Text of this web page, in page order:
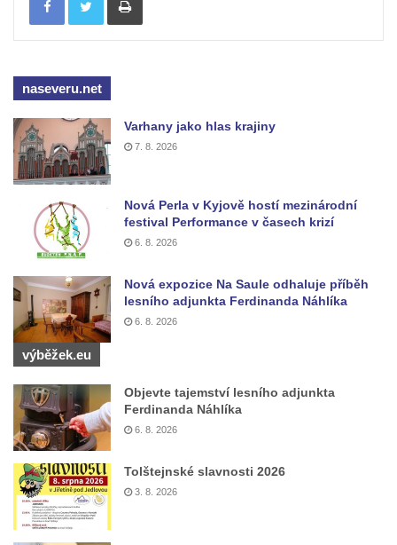
naseveru.net
Varhany jako hlas krajiny
7. 8. 2026
Nová Perla v Kyjově hostí mezinárodní
festival Performance v časech krizí
6. 8. 2026
Nová expozice Na Saule odhaluje příběh
lesního adjunkta Ferdinanda Náhlíka
6. 8. 2026
výběžek.eu
Objevte tajemství lesního adjunkta
Ferdinanda Náhlíka
6. 8. 2026
Tolštejnské slavnosti 2026
3. 8. 2026